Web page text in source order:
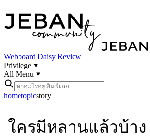
Webboard Daisy Review
Privilege
All Menu
hometopicstory
ใครมีหลานแล้วบ้า